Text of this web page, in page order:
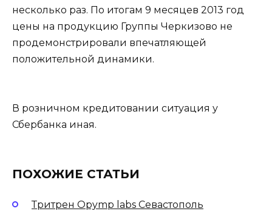
несколько раз. По итогам 9 месяцев 2013 год
цены на продукцию Группы Черкизово не
продемонстрировали впечатляющей
положительной динамики.
В розничном кредитовании ситуация у
Сбербанка иная.
ПОХОЖИЕ СТАТЬИ
Тритрен Opymp labs Севастополь